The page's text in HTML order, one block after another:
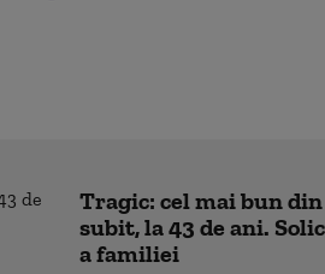
Tragic: cel mai bun
subit, la 43 de ani.
a familiei